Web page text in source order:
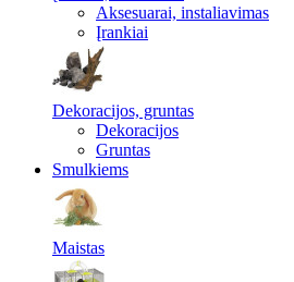
Aksesuarai, instaliavimas
Įrankiai
Dekoracijos, gruntas
Dekoracijos
Gruntas
Smulkiems
Maistas